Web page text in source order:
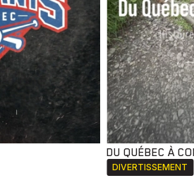
DU QUÉBEC À
DIVERTISSEMENT